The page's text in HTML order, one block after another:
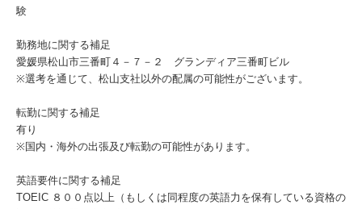
験
勤務地に関する補足
愛媛県松山市三番町４－７－２ グランディア三番町ビル
※選考を通じて、松山支社以外の配属の可能性がございます。
転勤に関する補足
有り
※国内・海外の出張及び転勤の可能性があります。
英語要件に関する補足
TOEIC ８００点以上（もしくは同程度の英語力を保有している資格の